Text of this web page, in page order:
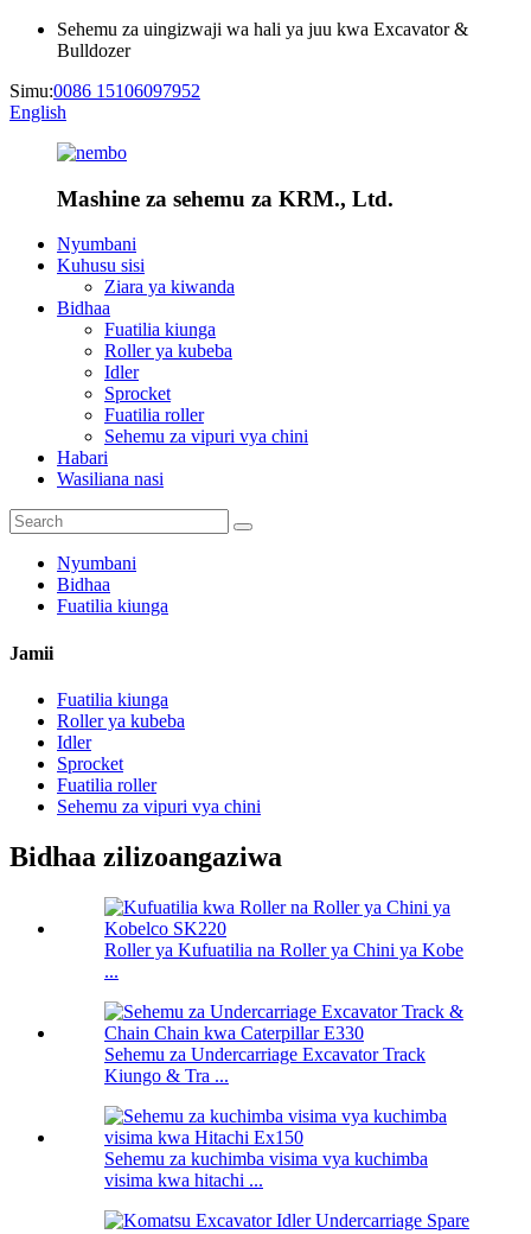
Sehemu za uingizwaji wa hali ya juu kwa Excavator &
Bulldozer
Simu:0086 15106097952
English
Mashine za sehemu za KRM., Ltd.
Nyumbani
Kuhusu sisi
Ziara ya kiwanda
Bidhaa
Fuatilia kiunga
Roller ya kubeba
Idler
Sprocket
Fuatilia roller
Sehemu za vipuri vya chini
Habari
Wasiliana nasi
Nyumbani
Bidhaa
Fuatilia kiunga
Jamii
Fuatilia kiunga
Roller ya kubeba
Idler
Sprocket
Fuatilia roller
Sehemu za vipuri vya chini
Bidhaa zilizoangaziwa
Roller ya Kufuatilia na Roller ya Chini ya Kobe
...
Sehemu za Undercarriage Excavator Track
Kiungo & Tra ...
Sehemu za kuchimba visima vya kuchimba
visima kwa hitachi ...